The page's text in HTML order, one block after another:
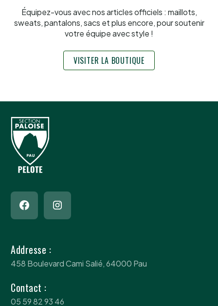
Équipez-vous avec nos articles officiels : maillots,
sweats, pantalons, sacs et plus encore, pour soutenir
votre équipe avec style !
VISITER LA BOUTIQUE
Addresse :
458 Boulevard Cami Salié, 64000 Pau
Contact :
05 59 82 93 46